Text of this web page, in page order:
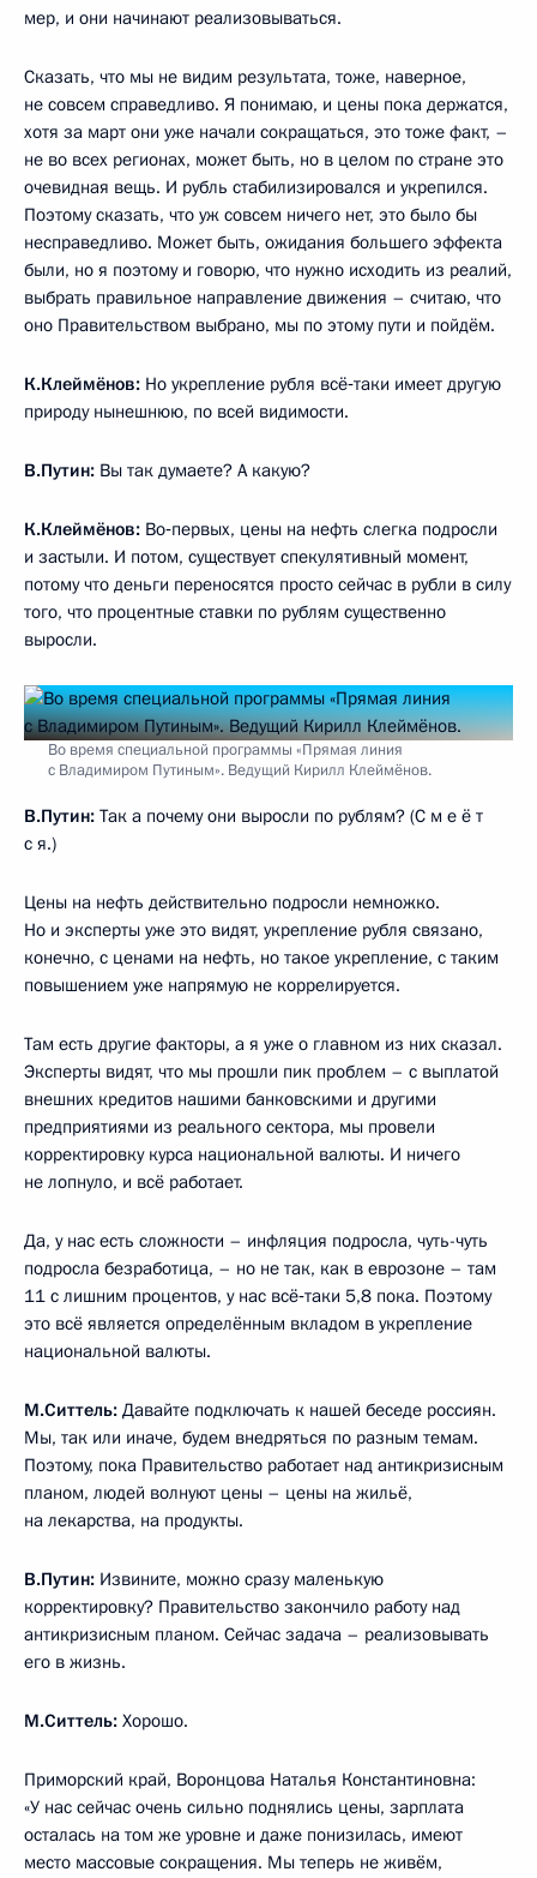
мер, и они начинают реализовываться.
Сказать, что мы не видим результата, тоже, наверное,
не совсем справедливо. Я понимаю, и цены пока держатся,
хотя за март они уже начали сокращаться, это тоже факт, –
не во всех регионах, может быть, но в целом по стране это
очевидная вещь. И рубль стабилизировался и укрепился.
Поэтому сказать, что уж совсем ничего нет, это было бы
несправедливо. Может быть, ожидания большего эффекта
были, но я поэтому и говорю, что нужно исходить из реалий,
выбрать правильное направление движения – считаю, что
оно Правительством выбрано, мы по этому пути и пойдём.
К.Клеймёнов: Но укрепление рубля всё‑таки имеет другую
природу нынешнюю, по всей видимости.
В.Путин: Вы так думаете? А какую?
К.Клеймёнов: Во‑первых, цены на нефть слегка подросли
и застыли. И потом, существует спекулятивный момент,
потому что деньги переносятся просто сейчас в рубли в силу
того, что процентные ставки по рублям существенно
выросли.
Во время специальной программы «Прямая линия
с Владимиром Путиным». Ведущий Кирилл Клеймёнов.
В.Путин: Так а почему они выросли по рублям? (С м е ё т
с я.)
Цены на нефть действительно подросли немножко.
Но и эксперты уже это видят, укрепление рубля связано,
конечно, с ценами на нефть, но такое укрепление, с таким
повышением уже напрямую не коррелируется.
Там есть другие факторы, а я уже о главном из них сказал.
Эксперты видят, что мы прошли пик проблем – с выплатой
внешних кредитов нашими банковскими и другими
предприятиями из реального сектора, мы провели
корректировку курса национальной валюты. И ничего
не лопнуло, и всё работает.
Да, у нас есть сложности – инфляция подросла, чуть-чуть
подросла безработица, – но не так, как в еврозоне – там
11 с лишним процентов, у нас всё‑таки 5,8 пока. Поэтому
это всё является определённым вкладом в укрепление
национальной валюты.
М.Ситтель: Давайте подключать к нашей беседе россиян.
Мы, так или иначе, будем внедряться по разным темам.
Поэтому, пока Правительство работает над антикризисным
планом, людей волнуют цены – цены на жильё,
на лекарства, на продукты.
В.Путин: Извините, можно сразу маленькую
корректировку? Правительство закончило работу над
антикризисным планом. Сейчас задача – реализовывать
его в жизнь.
М.Ситтель: Хорошо.
Приморский край, Воронцова Наталья Константиновна:
«У нас сейчас очень сильно поднялись цены, зарплата
осталась на том же уровне и даже понизилась, имеют
место массовые сокращения. Мы теперь не живём,